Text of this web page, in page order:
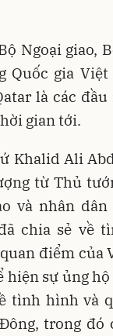
Ngoại giao,
Quốc gia
là các
gian tới.
Khalid Ali
từ Thủ
và nhân
chia sẻ về
điểm của
hiện sự ủng
tình hình và
trong đó